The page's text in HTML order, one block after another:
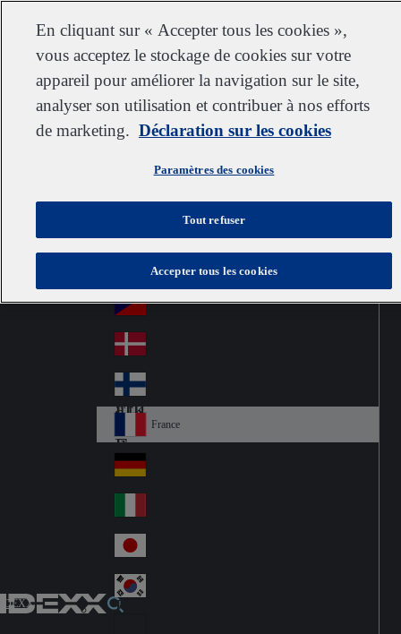
Go to home
Jump to navigation
Service clientèleNous contacter S’abonner Carrières chez IDEXX Fournisseurs
IDEXX
France
Au
Australia
Br
l
Ca
da
Ch
ina
Cz
ec
h
Česko
De
nm
ark
Fin
d
Fra
nc
e
France
Ge
an
y
Ital
y
Jap
an
Ko
En cliquant sur « Accepter tous les cookies »,
vous acceptez le stockage de cookies sur votre
appareil pour améliorer la navigation sur le site,
analyser son utilisation et contribuer à nos efforts
de marketing. Déclaration sur les cookies
Paramètres des cookies
Tout refuser
Accepter tous les cookies